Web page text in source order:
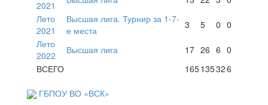
2021
Лето
2021
Высшая лига. Турнир за 1-7-
е места
3 5 0 0
Лето
2022
Высшая лига 17 26 6 0
ВСЕГО
165135326
ГБПОУ ВО «ВСК»